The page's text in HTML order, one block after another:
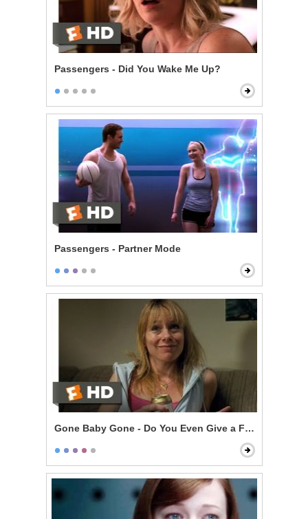
Passengers - Did You Wake Me Up?
Passengers - Partner Mode
Gone Baby Gone - Do You Even Give a F***?